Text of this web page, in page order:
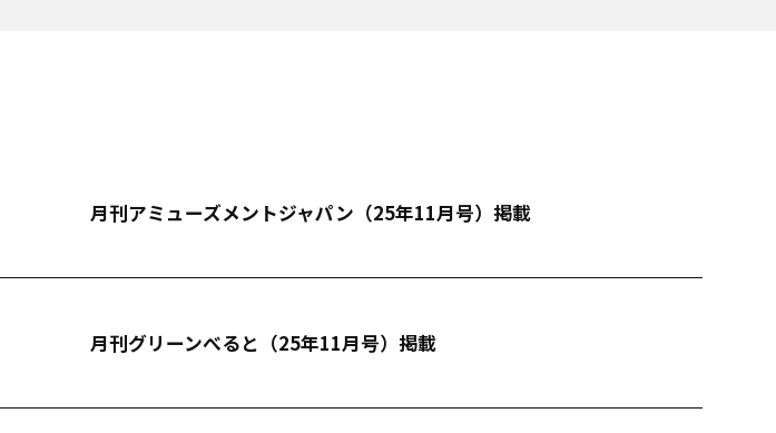
月刊アミューズメントジャパン（25年11月号）掲載
月刊グリーンべると（25年11月号）掲載